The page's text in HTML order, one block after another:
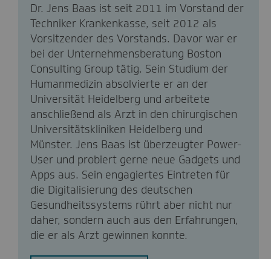
Dr. Jens Baas ist seit 2011 im Vorstand der
Techniker Krankenkasse, seit 2012 als
Vorsitzender des Vorstands. Davor war er
bei der Unternehmensberatung Boston
Consulting Group tätig. Sein Studium der
Humanmedizin absolvierte er an der
Universität Heidelberg und arbeitete
anschließend als Arzt in den chirurgischen
Universitätskliniken Heidelberg und
Münster. Jens Baas ist überzeugter Power-
User und probiert gerne neue Gadgets und
Apps aus. Sein engagiertes Eintreten für
die Digitalisierung des deutschen
Gesundheitssystems rührt aber nicht nur
daher, sondern auch aus den Erfahrungen,
die er als Arzt gewinnen konnte.